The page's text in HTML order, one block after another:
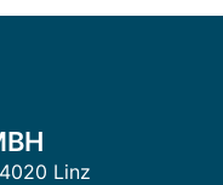
Linz